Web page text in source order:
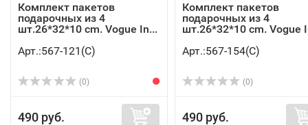
Комплект пакетов
подарочных из 4
шт.26*32*10 cm. Vogue In...
Арт.:567-121(C)
(0)
490 руб.
Комплект пакетов
подарочных из 4
шт.26*32*10 cm. Vogue
Арт.:567-154(C)
(0)
490 руб.